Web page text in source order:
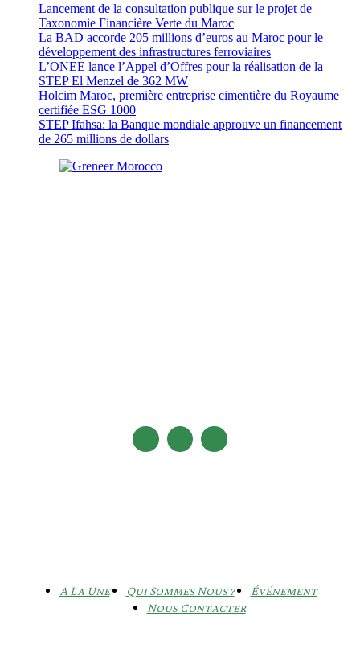
Lancement de la consultation publique sur le projet de
Taxonomie Financière Verte du Maroc
La BAD accorde 205 millions d’euros au Maroc pour le
développement des infrastructures ferroviaires
L’ONEE lance l’Appel d’Offres pour la réalisation de la
STEP El Menzel de 362 MW
Holcim Maroc, première entreprise cimentière du Royaume
certifiée ESG 1000
STEP Ifahsa: la Banque mondiale approuve un financement
de 265 millions de dollars
A La Une Qui Sommes Nous ?
Événement
Nous Contacter